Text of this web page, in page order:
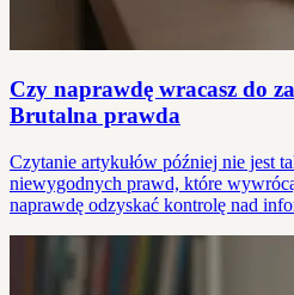
Czy naprawdę wracasz do
Brutalna prawda
Czytanie artykułów później nie jest
niewygodnych prawd, które
naprawdę odzyskać kontrolę nad